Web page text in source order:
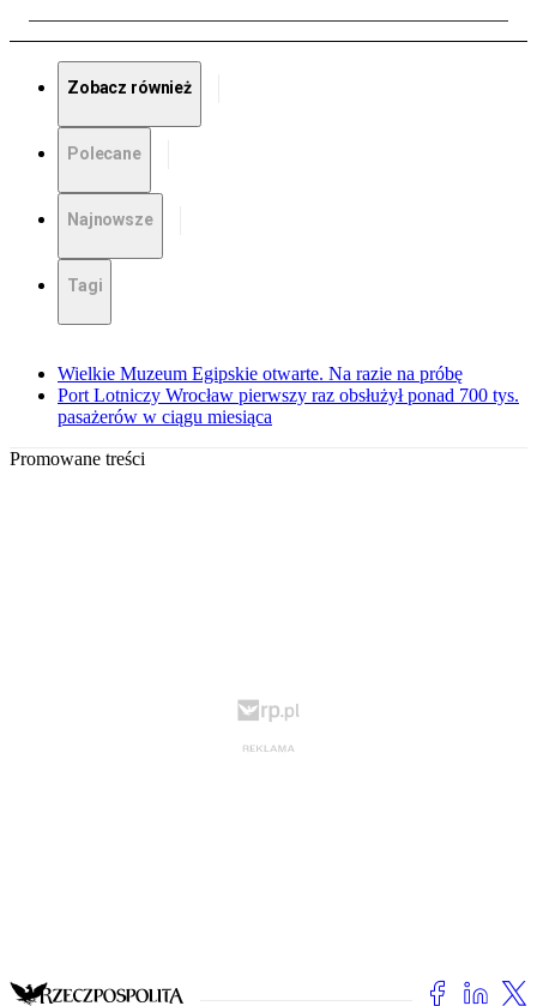
Zobacz również
Polecane
Najnowsze
Tagi
Wielkie Muzeum Egipskie otwarte. Na razie na próbę
Port Lotniczy Wrocław pierwszy raz obsłużył ponad 700 tys.
pasażerów w ciągu miesiąca
Promowane treści